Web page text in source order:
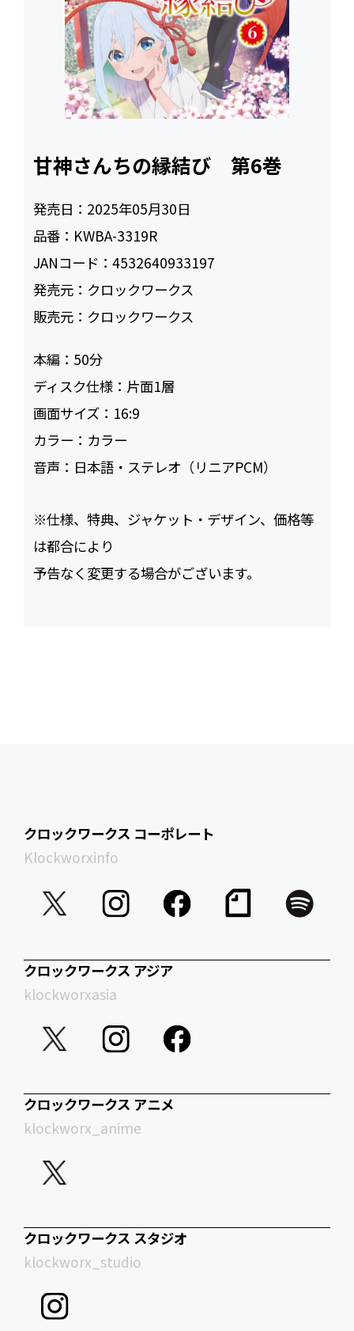
甘神さんちの縁結び 第6巻
発売日： 2025年05月30日
品番： KWBA-3319R
JANコード：4532640933197
発売元： クロックワークス
販売元： クロックワークス
本編： 50
ディスク仕様： 片面1層
画面サイズ： 16:9
カラー： カラー
音声： 日本語・ステレオ（リニアPCM）
※仕様、特典、ジャケット・デザイン、価格等
は都合により
予告なく変更する場合がございます。
クロックワークス コーポレート
Klockworxinfo
クロックワークス アジア
klockworxasia
クロックワークス アニメ
klockworx_anime
クロックワークス スタジオ
klockworx_studio